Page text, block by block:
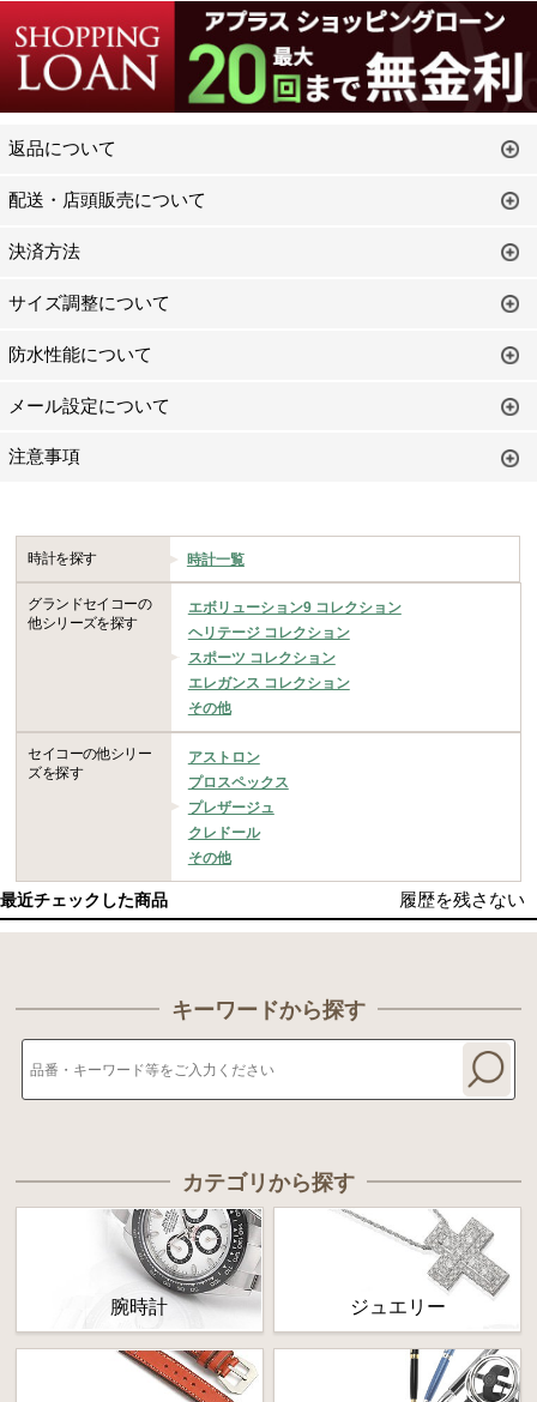
返品について
配送・店頭販売について
決済方法
サイズ調整について
防水性能について
メール設定について
注意事項
時計を探す 時計一覧
グランドセイコーの
他シリーズを探す
エボリューション9 コレクション
ヘリテージ コレクション
スポーツ コレクション
エレガンス コレクション
その他
セイコーの他シリー
ズを探す
アストロン
プロスペックス
プレザージュ
クレドール
その他
最近チェックした商品 履歴を残さない
キーワードから探す
カテゴリから探す
腕時計 ジュエリー